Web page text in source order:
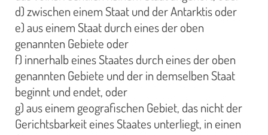
d) zwischen einem Staat und der Antarktis oder
e) aus einem Staat durch eines der oben
genannten Gebiete oder
f) innerhalb eines Staates durch eines der oben
genannten Gebiete und der in demselben Staat
beginnt und endet, oder
g) aus einem geografischen Gebiet, das nicht der
Gerichtsbarkeit eines Staates unterliegt, in einen